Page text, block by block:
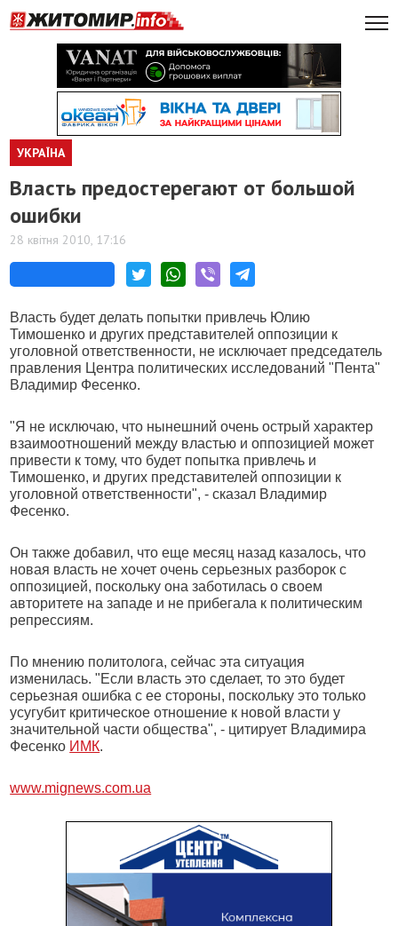
УКРАЇНА
Власть предостерегают от большой
ошибки
28 квітня 2010, 17:16
Власть будет делать попытки привлечь Юлию
Тимошенко и других представителей оппозиции к
уголовной ответственности, не исключает председатель
правления Центра политических исследований "Пента"
Владимир Фесенко.
"Я не исключаю, что нынешний очень острый характер
взаимоотношений между властью и оппозицией может
привести к тому, что будет попытка привлечь и
Тимошенко, и других представителей оппозиции к
уголовной ответственности", - сказал Владимир
Фесенко.
Он также добавил, что еще месяц назад казалось, что
новая власть не хочет очень серьезных разборок с
оппозицией, поскольку она заботилась о своем
авторитете на западе и не прибегала к политическим
репрессиям.
По мнению политолога, сейчас эта ситуация
изменилась. "Если власть это сделает, то это будет
серьезная ошибка с ее стороны, поскольку это только
усугубит критическое отношение к новой власти у
значительной части общества", - цитирует Владимира
Фесенко ИМК.
www.mignews.com.ua